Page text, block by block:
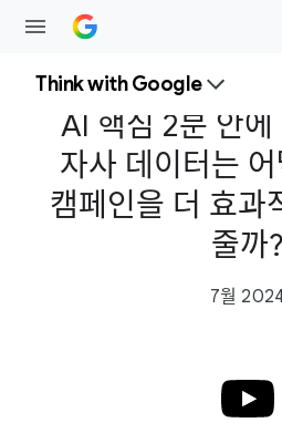
Think with Google
AI 핵심 2분 안
자사 데이터는
캠페인을 더 효과
줄까?
7월